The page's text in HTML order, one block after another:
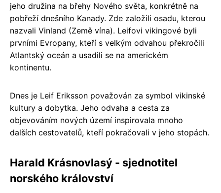
jeho družina na břehy Nového světa, konkrétně na
pobřeží dnešního Kanady. Zde založili osadu, kterou
nazvali Vinland (Země vína). Leifovi vikingové byli
prvními Evropany, kteří s velkým odvahou překročili
Atlantský oceán a usadili se na americkém
kontinentu.
Dnes je Leif Eriksson považován za symbol vikinské
kultury a dobytka. Jeho odvaha a cesta za
objevováním nových území inspirovala mnoho
dalších cestovatelů, kteří pokračovali v jeho stopách.
Harald Krásnovlasý - sjednotitel
norského království